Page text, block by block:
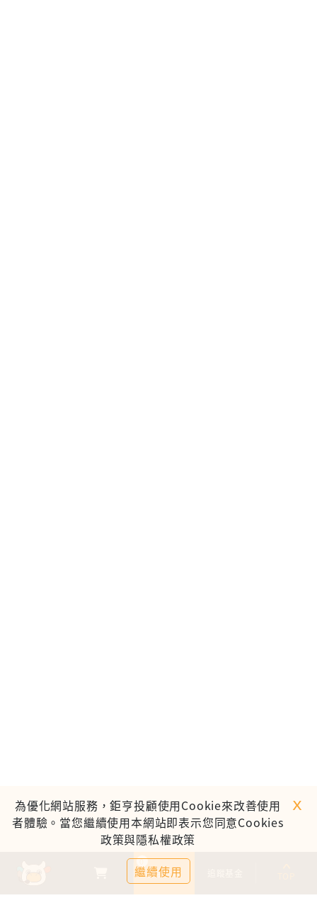
基金比較
0
為優化網站服務，鉅亨投顧使用Cookie來改善使用
者體驗。當您繼續使用本網站即表示您同意Cookies
政策與隱私權政策
繼續使用
ｘ